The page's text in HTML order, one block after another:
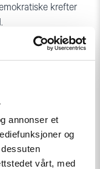
annonser et
og
vårt, med
krefter